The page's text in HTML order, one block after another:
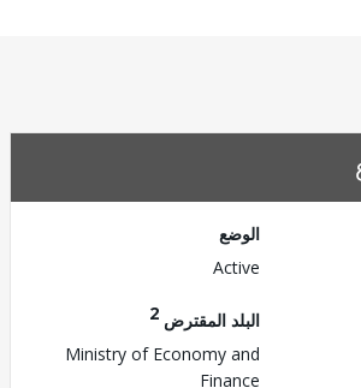
البلد المقترض
Ministry of Economy and